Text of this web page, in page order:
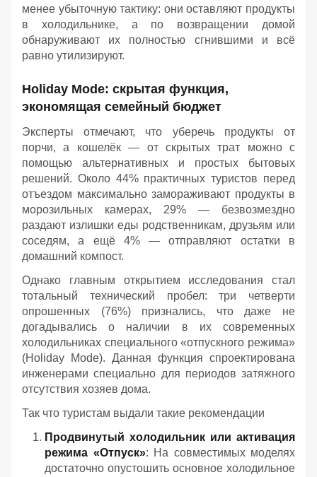
менее убыточную тактику: они оставляют продукты
в холодильнике, а по возвращении домой
обнаруживают их полностью сгнившими и всё
равно утилизируют.
Holiday Mode: скрытая функция,
экономящая семейный бюджет
Эксперты отмечают, что уберечь продукты от
порчи, а кошелёк — от скрытых трат можно с
помощью альтернативных и простых бытовых
решений. Около 44% практичных туристов перед
отъездом максимально замораживают продукты в
морозильных камерах, 29% — безвозмездно
раздают излишки еды родственникам, друзьям или
соседям, а ещё 4% — отправляют остатки в
домашний компост.
Однако главным открытием исследования стал
тотальный технический пробел: три четверти
опрошенных (76%) признались, что даже не
догадывались о наличии в их современных
холодильниках специального «отпускного режима»
(Holiday Mode). Данная функция спроектирована
инженерами специально для периодов затяжного
отсутствия хозяев дома.
Так что туристам выдали такие рекомендации
Продвинутый холодильник или активация
режима «Отпуск»: На совместимых моделях
достаточно опустошить основное холодильное